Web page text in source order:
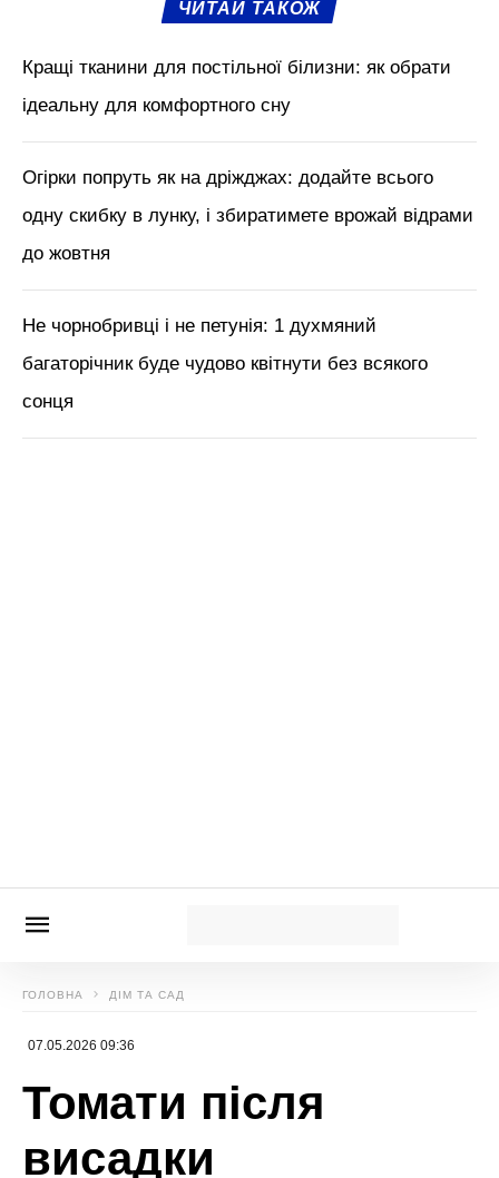
ЧИТАЙ ТАКОЖ
Кращі тканини для постільної білизни: як обрати
ідеальну для комфортного сну
Огірки попруть як на дріжджах: додайте всього
одну скибку в лунку, і збиратимете врожай відрами
до жовтня
Не чорнобривці і не петунія: 1 духмяний
багаторічник буде чудово квітнути без всякого
сонця